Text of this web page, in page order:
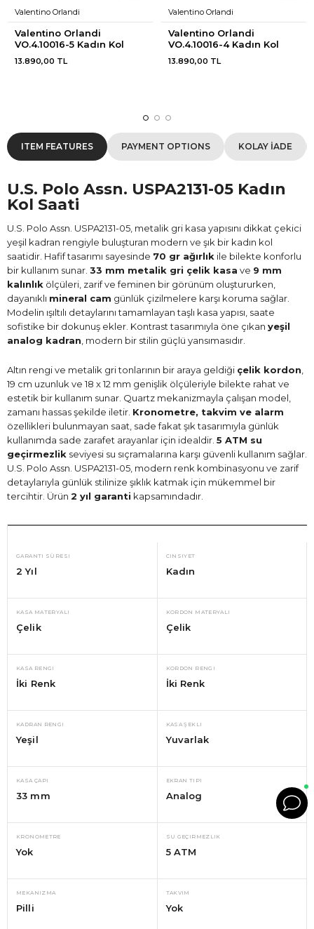
Valentino Orlandi
Valentino Orlandi
VO.4.10016-5 Kadın Kol
13.890,00 TL
Valentino Orlandi
Valentino Orlandi
VO.4.10016-4 Kadın Kol
13.890,00 TL
ITEM FEATURES PAYMENT OPTIONS KOLAY İADE
U.S. Polo Assn. USPA2131-05 Kadın
Kol Saati
U.S. Polo Assn. USPA2131-05, metalik gri kasa yapısını dikkat çekici
yeşil kadran rengiyle buluşturan modern ve şık bir kadın kol
saatidir. Hafif tasarımı sayesinde 70 gr ağırlık ile bilekte konforlu
bir kullanım sunar. 33 mm metalik gri çelik kasa ve 9 mm
kalınlık ölçüleri, zarif ve feminen bir görünüm oluştururken,
dayanıklı mineral cam günlük çizilmelere karşı koruma sağlar.
Modelin ışıltılı detaylarını tamamlayan taşlı kasa yapısı, saate
sofistike bir dokunuş ekler. Kontrast tasarımıyla öne çıkan yeşil
analog kadran , modern bir stilin güçlü yansımasıdır.
Altın rengi ve metalik gri tonlarının bir araya geldiği çelik kordon
19 cm uzunluk ve 18 x 12 mm genişlik ölçüleriyle bilekte rahat ve
estetik bir kullanım sunar. Quartz mekanizmayla çalışan model,
zamanı hassas şekilde iletir. Kronometre, takvim ve alarm
özellikleri bulunmayan saat, sade fakat şık tasarımıyla günlük
kullanımda sade zarafet arayanlar için idealdir. 5 ATM su
geçirmezlik seviyesi su sıçramalarına karşı güvenli kullanım sağlar.
U.S. Polo Assn. USPA2131-05, modern renk kombinasyonu ve zarif
detaylarıyla günlük stilinize şıklık katmak için mükemmel bir
tercihtir. Ürün 2 yıl garanti kapsamındadır.
GARANTI SÜRESI
2 Yıl
CINSIYET
Kadın
KASA MATERYALI
Çelik
KORDON MATERYALI
Çelik
KASA RENGI
İki Renk
KORDON RENGI
İki Renk
KADRAN RENGI
Yeşil
KASA ŞEKLI
Yuvarlak
KASA ÇAPI
33 mm
EKRAN TIPI
Analog
KRONOMETRE
Yok
SU GEÇIRMEZLIK
5 ATM
MEKANIZMA
Pilli
TAKVIM
Yok